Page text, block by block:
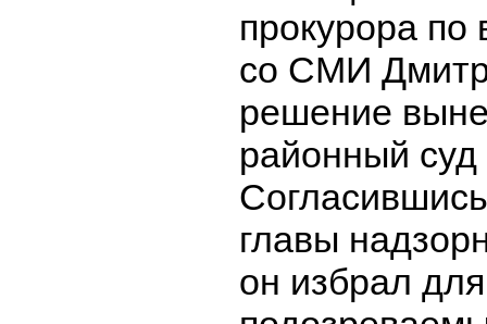
прокурора
со СМИ
решение
районный
главы
он избрал